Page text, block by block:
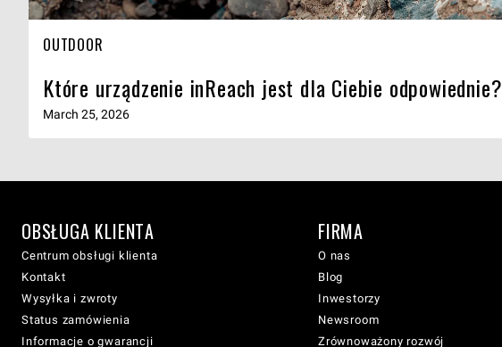
OUTDOOR
Które urządzenie inReach jest dla Ciebie odpowiednie?
March 25, 2026
OBSŁUGA KLIENTA
Centrum obsługi klienta
Kontakt
Wysyłka i zwroty
Status zamówienia
Informacje o gwarancji
FIRMA
O nas
Blog
Inwestorzy
Newsroom
Zrównoważony rozwój